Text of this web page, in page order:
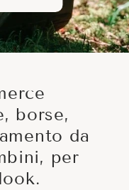
borse,
da
per